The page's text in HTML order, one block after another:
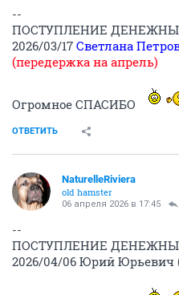
--
ПОСТУПЛЕНИЕ
2026/03/17 Светлана
(передержка на апрель)
Огромное СПАСИБО
ОТВЕТИТЬ
NaturelleRiviera
old hamster
06 апреля 2026 в 17:45
--
ПОСТУПЛЕНИЕ
2026/04/06 Юрий Юрьевич